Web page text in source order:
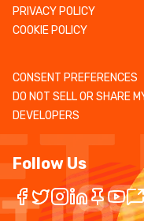
PRIVACY POLICY
COOKIE POLICY
CONSENT PREFERENCES
DO NOT SELL OR SHARE
DEVELOPERS
Follow Us